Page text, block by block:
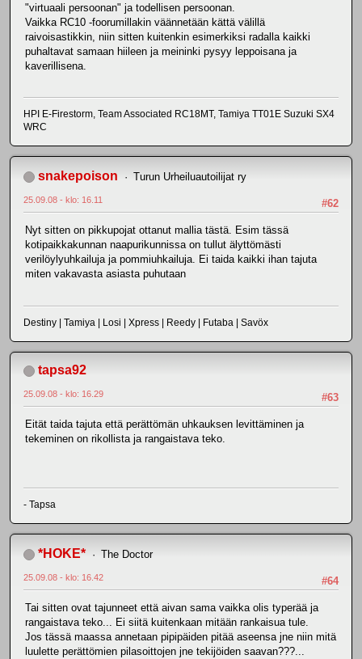
"virtuaali persoonan" ja todellisen persoonan.
Vaikka RC10 -foorumillakin väännetään kättä välillä
raivoisastikkin, niin sitten kuitenkin esimerkiksi radalla kaikki
puhaltavat samaan hiileen ja meininki pysyy leppoisana ja
kaverillisena.
HPI E-Firestorm, Team Associated RC18MT, Tamiya TT01E Suzuki SX4
WRC
snakepoison Turun Urheiluautoilijat ry
#62
25.09.08 - klo: 16.11
Nyt sitten on pikkupojat ottanut mallia tästä. Esim tässä
kotipaikkakunnan naapurikunnissa on tullut älyttömästi
verilöylyuhkailuja ja pommiuhkailuja. Ei taida kaikki ihan tajuta
miten vakavasta asiasta puhutaan
Destiny | Tamiya | Losi | Xpress | Reedy | Futaba | Savöx
tapsa92
#63
25.09.08 - klo: 16.29
Eität taida tajuta että perättömän uhkauksen levittäminen ja
tekeminen on rikollista ja rangaistava teko.
- Tapsa
*HOKE* The Doctor
#64
25.09.08 - klo: 16.42
Tai sitten ovat tajunneet että aivan sama vaikka olis typerää ja
rangaistava teko... Ei siitä kuitenkaan mitään rankaisua tule.
Jos tässä maassa annetaan pipipäiden pitää aseensa jne niin mitä
luulette perättömien pilasoittojen jne tekijöiden saavan???...